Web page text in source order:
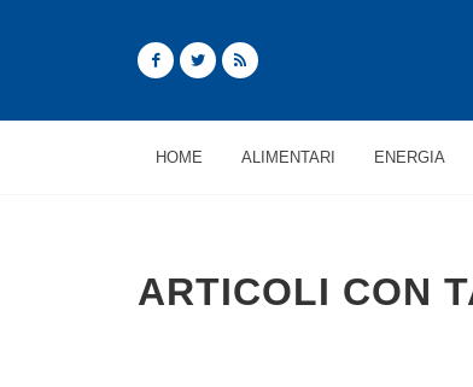
HOME ALIMENTARI ENERGIA
ARTICOLI CON